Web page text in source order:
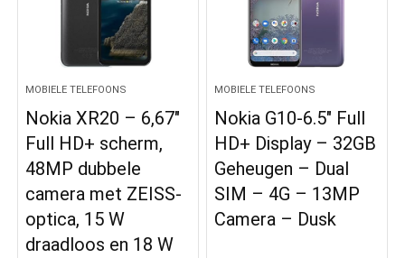
MOBIELE TELEFOONS
Nokia XR20 – 6,67″
Full HD+ scherm,
48MP dubbele
camera met ZEISS-
optica, 15 W
draadloos en 18 W
MOBIELE TELEFOONS
Nokia G10-6.5″ Full
HD+ Display – 32GB
Geheugen – Dual
SIM – 4G – 13MP
Camera – Dusk